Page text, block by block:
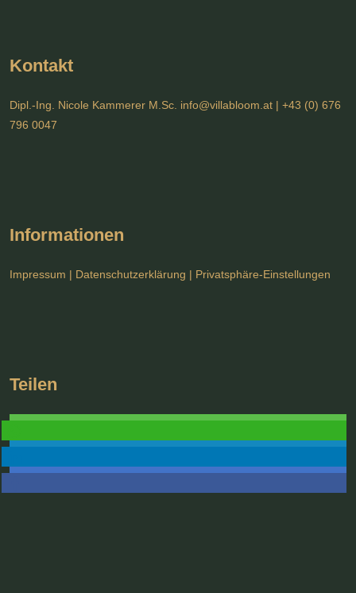
Kontakt
Dipl.-Ing. Nicole Kammerer M.Sc. info@villabloom.at | +43 (0) 676
796 0047
Informationen
Impressum | Datenschutzerklärung | Privatsphäre-Einstellungen
Teilen